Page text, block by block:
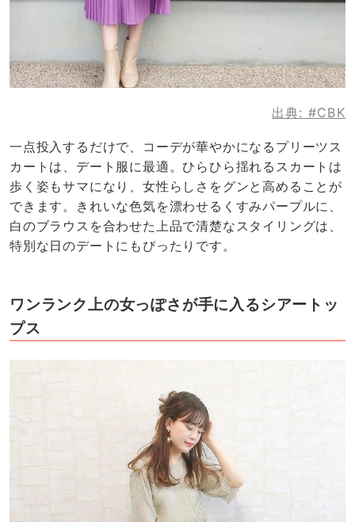
出典: #CBK
一点投入するだけで、コーデが華やかになるプリーツス
カートは、デート服に最適。ひらひら揺れるスカートは
歩く姿もサマになり、女性らしさをグンと高めることが
できます。きれいな色気を漂わせるくすみパープルに、
白のブラウスを合わせた上品で清楚なスタイリングは、
特別な日のデートにもぴったりです。
ワンランク上の女っぽさが手に入るシアートッ
プス